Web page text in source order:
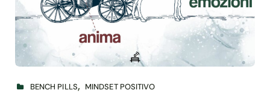
BENCH PILLS MINDSET POSITIVO